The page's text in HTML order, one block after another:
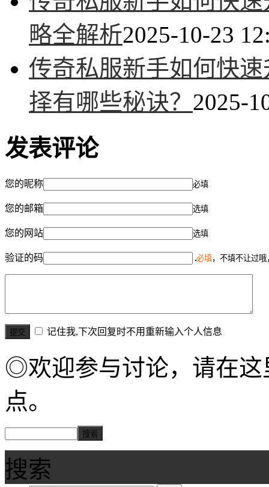
略全解析2025-10-23
传奇私服新手如何快
择有哪些秘诀？ 2025-
发表评论
您的昵称 必填
您的邮箱 选填
您的网站 选填
验证的码 必填，不填不让过
记住我,下次回复时不用重新输入个人信息
◎欢迎参与讨论，请在这
点。
搜索